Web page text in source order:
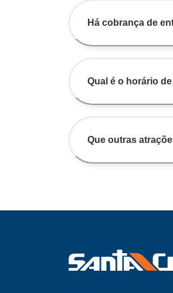
Há cobrança de
Qual é o horário
Que outras